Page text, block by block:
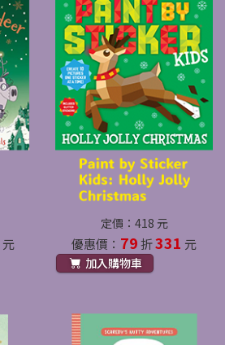
元
定價：418 元
優惠價： 79折331 元
加入購物車